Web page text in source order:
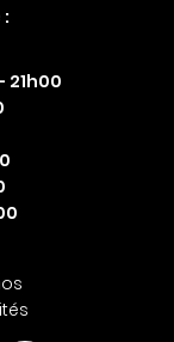
21h00